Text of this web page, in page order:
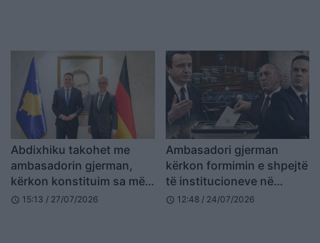
Abdixhiku takohet me
ambasadorin gjerman,
kërkon konstituim sa më
të shpejtë të
schedule 15:13 / 27/07/2026
Ambasadori gjerman
kërkon formimin e shpejtë
të institucioneve në
Kosovë – ekspertët
schedule 12:48 / 24/07/2026